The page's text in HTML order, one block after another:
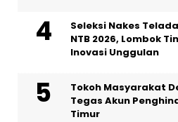
Seleksi Nakes
NTB 2026, Lombok
Inovasi Unggulan
Tokoh Masyarakat
Tegas Akun
Timur